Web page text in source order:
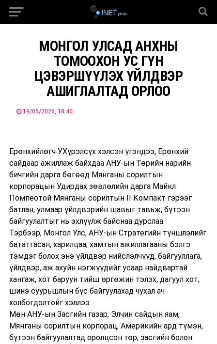
МОНГОЛ УЛСАД АНХНЫ
ТОМООХОН УС ГҮН
ЦЭВЭРШҮҮЛЭХ ҮЙЛДВЭР
АШИГЛАЛТАД ОРЛОО
19/05/2026, 18:40
Ерөнхийлөгч У.Хүрэлсүх хэлсэн үгэндээ, Ерөнхий
сайдаар ажиллаж байхдаа АНУ-ын Төрийн нарийн
бичгийн дарга бөгөөд Мянганы сорилтын
корпорацын Удирдах зөвлөлийн дарга Майкл
Помпеотой Мянганы сорилтын II Компакт гэрээг
батлан, улмаар үйлдвэрийн шавыг тавьж, бүтээн
байгуулалтыг нь эхлүүлж байснаа дурслаа.
Тэрбээр, Монгол Улс, АНУ-ын Стратегийн түншлэлийг
бататгасан, харилцаа, хамтын ажиллагааны бэлгэ
тэмдэг болох энэ үйлдвэр нийслэлчүүд, байгууллага,
үйлдвэр, аж ахуйн нэгжүүдийг усаар найдвартай
хангаж, хот баруун тийш өргөжин тэлэх, дагуул хот,
шинэ суурьшлын бүс байгуулахад чухал ач
холбогдолтойг хэллээ.
Мөн АНУ-ын Засгийн газар, Элчин сайдын яам,
Мянганы сорилтын корпорац, Америкийн ард түмэн,
бүтээн байгуулалтад оролцсон төр, засгийн болон